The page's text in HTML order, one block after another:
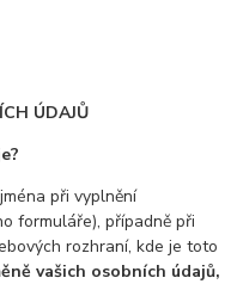
ÚDAJŮ
při vyplnění
formuláře), případně při
rozhraní, kde je toto
vašich osobních údajů,